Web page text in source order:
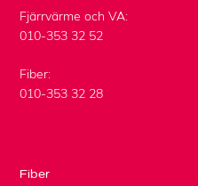
Fjärrvärme och VA:
010-353 32 52
Fiber:
010-353 32 28
Fiber